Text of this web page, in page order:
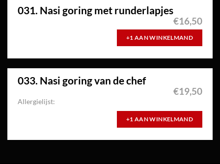
031. Nasi goring met runderlapjes
€16,50
+1 AAN WINKELMAND
033. Nasi goring van de chef
€19,50
Allergielijst:
+1 AAN WINKELMAND